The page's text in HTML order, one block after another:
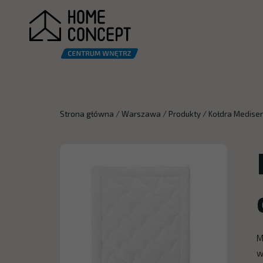
Strona główna /Warszawa /Produkty / Kołdra